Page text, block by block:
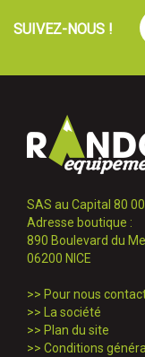
SUIVEZ-NOUS !
SAS au Capital 80
Adresse boutique :
890 Boulevard du
06200 NICE
>> Pour nous
>>
La société
>> Plan du site
>> Conditions